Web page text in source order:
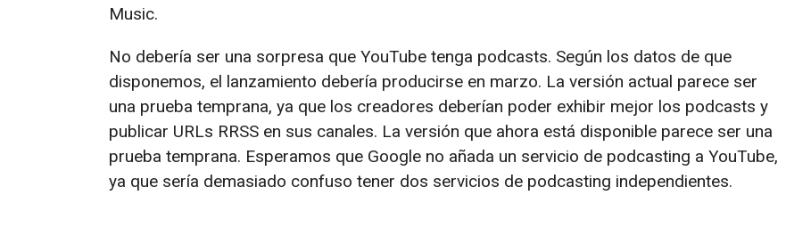
Music.
No debería ser una sorpresa que YouTube tenga podcasts. Según los datos de que
disponemos, el lanzamiento debería producirse en marzo. La versión actual parece ser
una prueba temprana, ya que los creadores deberían poder exhibir mejor los podcasts y
publicar URLs RRSS en sus canales. La versión que ahora está disponible parece ser una
prueba temprana. Esperamos que Google no añada un servicio de podcasting a YouTube,
ya que sería demasiado confuso tener dos servicios de podcasting independientes.